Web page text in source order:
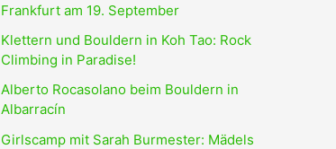
Frankfurt am 19. September
Klettern und Bouldern in Koh Tao: Rock
Climbing in Paradise!
Alberto Rocasolano beim Bouldern in
Albarracín
Girlscamp mit Sarah Burmester: Mädels